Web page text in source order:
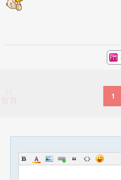
首頁 1